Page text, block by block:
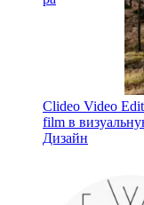
Clideo Video
film в
Дизайн